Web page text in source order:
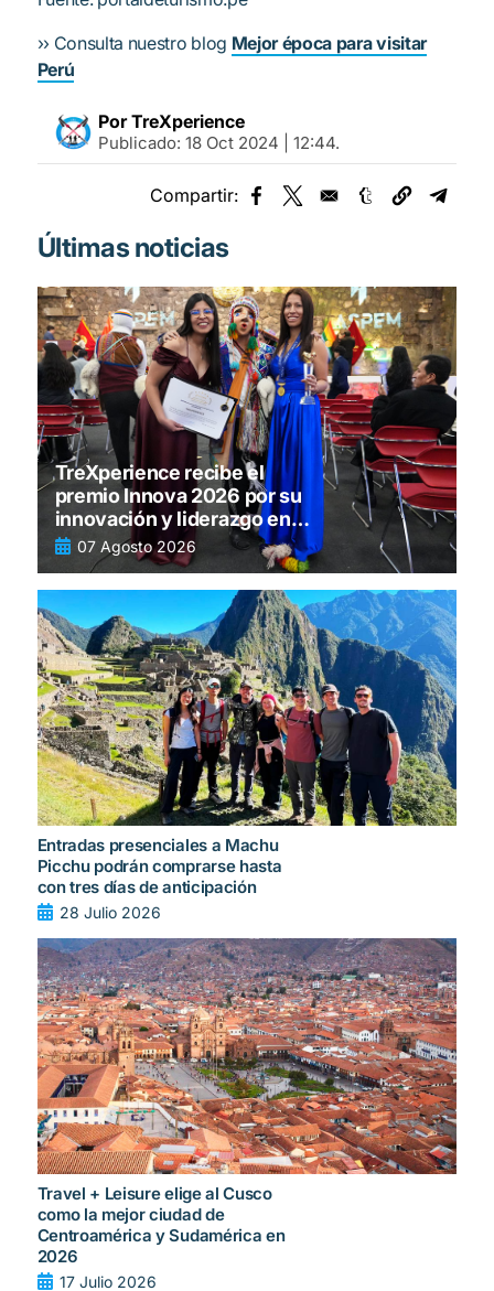
›› Consulta nuestro blog Mejor época para visitar
Perú
Por TreXperience
Publicado: 18 Oct 2024 | 12:44.
Compartir: Opens in a new window
Opens in a new window
Opens in a
Últimas noticias
TreXperience recibe el
premio Innova 2026 por su
innovación y liderazgo en
turismo
07 Agosto 2026
Entradas presenciales a Machu
Picchu podrán comprarse hasta
con tres días de anticipación
28 Julio 2026
Travel + Leisure elige al Cusco
como la mejor ciudad de
Centroamérica y Sudamérica en
2026
17 Julio 2026